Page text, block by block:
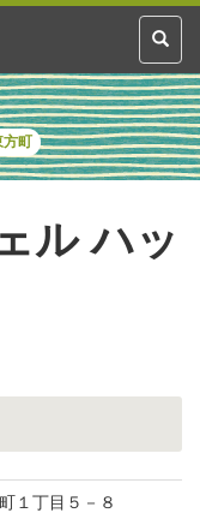
Toggle
方町
ル ハッ
１丁目５－８